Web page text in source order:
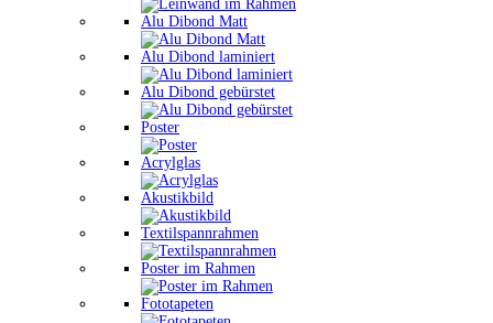
Alu Dibond Matt
Alu Dibond laminiert
Alu Dibond gebürstet
Poster
Acrylglas
Akustikbild
Textilspannrahmen
Poster im Rahmen
Fototapeten